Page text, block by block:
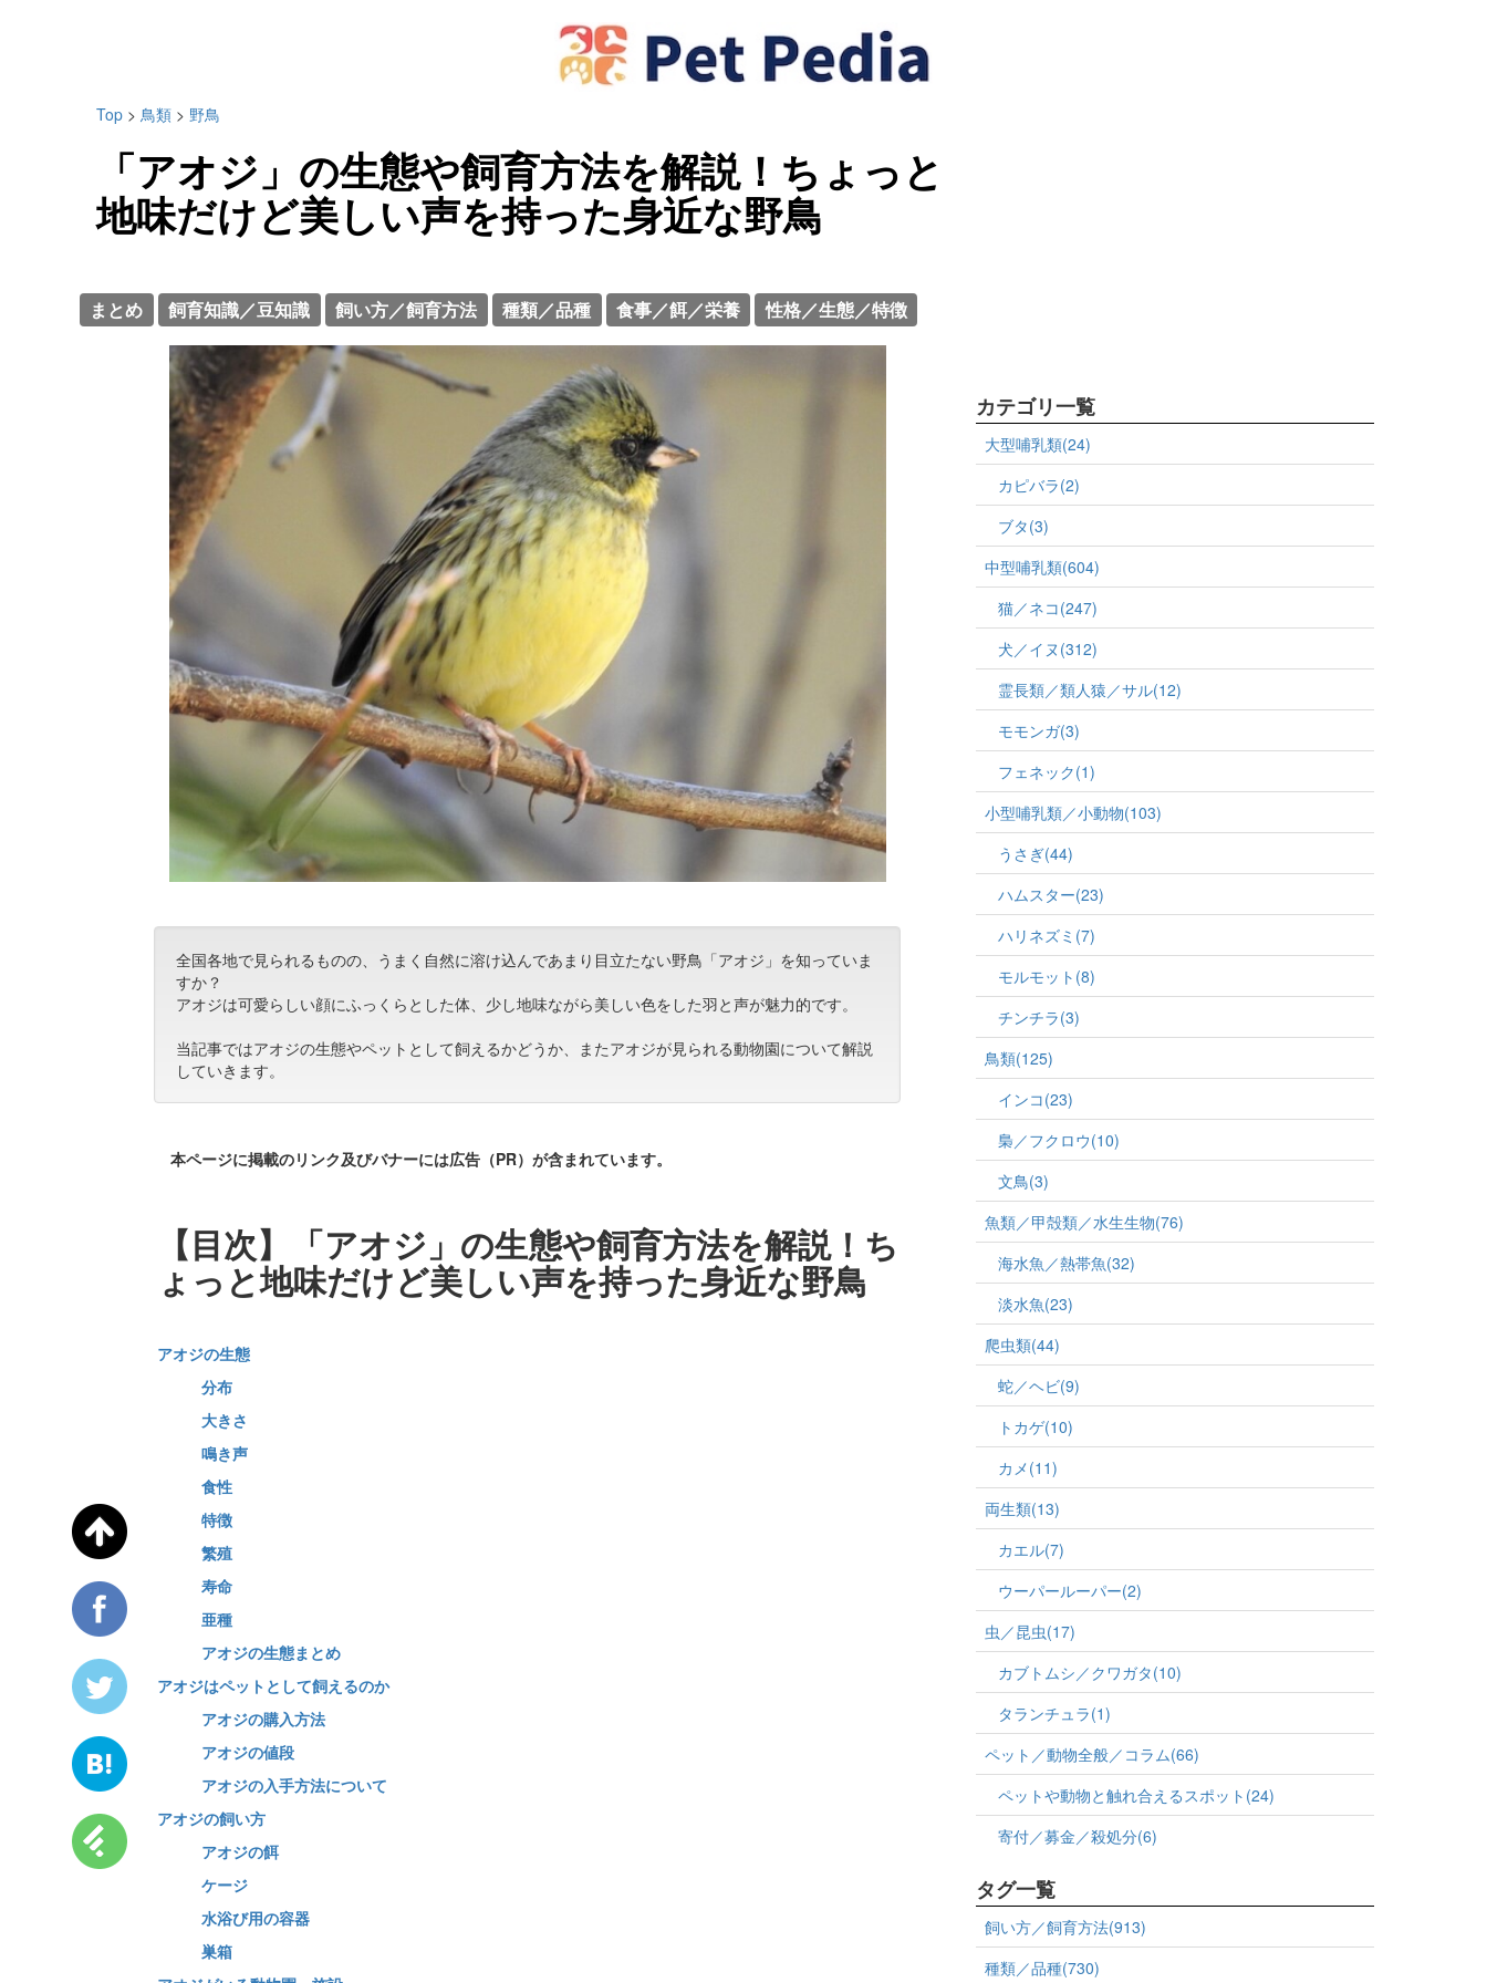
Top > 鳥類 > 野鳥
「アオジ」の生態や飼育方法を解説！ちょっと
地味だけど美しい声を持った身近な野鳥
まとめ 飼育知識／豆知識 飼い方／飼育方法 種類／品種 食事／餌／栄養 性格／生態／特徴
全国各地で見られるものの、うまく自然に溶け込んであまり目立たない野鳥「アオジ」を知っていま
すか？
アオジは可愛らしい顔にふっくらとした体、少し地味ながら美しい色をした羽と声が魅力的です。
当記事ではアオジの生態やペットとして飼えるかどうか、またアオジが見られる動物園について解説
していきます。
本ページに掲載のリンク及びバナーには広告（PR）が含まれています。
【目次】「アオジ」の生態や飼育方法を解説！ち
ょっと地味だけど美しい声を持った身近な野鳥
アオジの生態
分布
大きさ
鳴き声
食性
特徴
繁殖
寿命
亜種
アオジの生態まとめ
アオジはペットとして飼えるのか
アオジの購入方法
アオジの値段
アオジの入手方法について
アオジの飼い方
アオジの餌
ケージ
水浴び用の容器
巣箱
カテゴリ一覧
大型哺乳類(24)
カピバラ(2)
ブタ(3)
中型哺乳類(604)
猫／ネコ(247)
犬／イヌ(312)
霊長類／類人猿／サル(12)
モモンガ(3)
フェネック(1)
小型哺乳類／小動物(103)
うさぎ(44)
ハムスター(23)
ハリネズミ(7)
モルモット(8)
チンチラ(3)
鳥類(125)
インコ(23)
梟／フクロウ(10)
文鳥(3)
魚類／甲殻類／水生生物(76)
海水魚／熱帯魚(32)
淡水魚(23)
爬虫類(44)
蛇／ヘビ(9)
トカゲ(10)
カメ(11)
両生類(13)
カエル(7)
ウーパールーパー(2)
虫／昆虫(17)
カブトムシ／クワガタ(10)
タランチュラ(1)
ペット／動物全般／コラム(66)
ペットや動物と触れ合えるスポット(24)
寄付／募金／殺処分(6)
タグ一覧
飼い方／飼育方法(913)
種類／品種(730)